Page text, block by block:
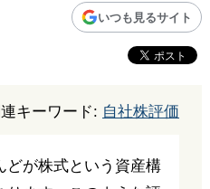
いつも見るサイト
キーワード: 自社株評価
どが株式という資産構